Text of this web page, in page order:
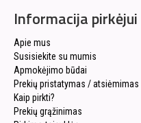
Informacija pirkėjui
Apie mus
Susisiekite su mumis
Apmokėjimo būdai
Prekių pristatymas / atsiėmimas
Kaip pirkti?
Prekių grąžinimas